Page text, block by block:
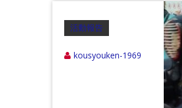
活動報告
kousyouken-1969